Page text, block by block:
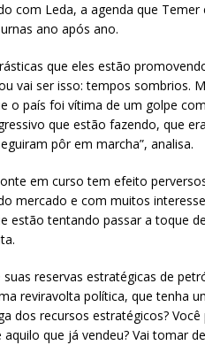
com Leda, a agenda que
ano após ano.
que eles estão
vai ser isso: tempos sombrios.
o país foi vítima de um golpe
que estão fazendo, que
pôr em marcha”, analisa.
em curso tem efeito
mercado e com muitos
estão tentando passar a toque
reservas estratégicas de
reviravolta política, que tenha
dos recursos estratégicos?
que já vendeu? Vai tomar